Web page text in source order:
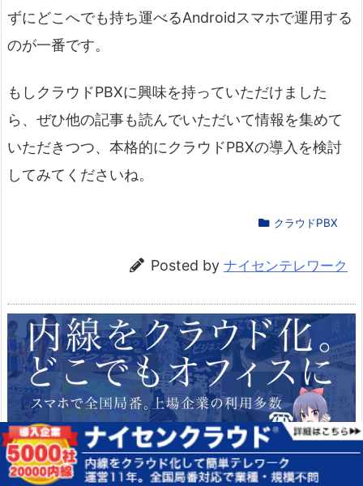
ずにどこへでも持ち運べるAndroidスマホで運用する
のが一番です。
もしクラウドPBXに興味を持っていただけました
ら、ぜひ他の記事も読んでいただいて情報を集めて
いただきつつ、本格的にクラウドPBXの導入を検討
してみてくださいね。
クラウドPBX
Posted by ナイセンテレワーク